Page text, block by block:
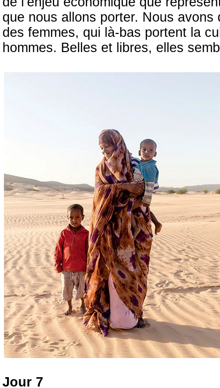
que nous allons porter. Nous
des femmes, qui là-bas portent la
hommes. Belles et libres, elles
Jour 7